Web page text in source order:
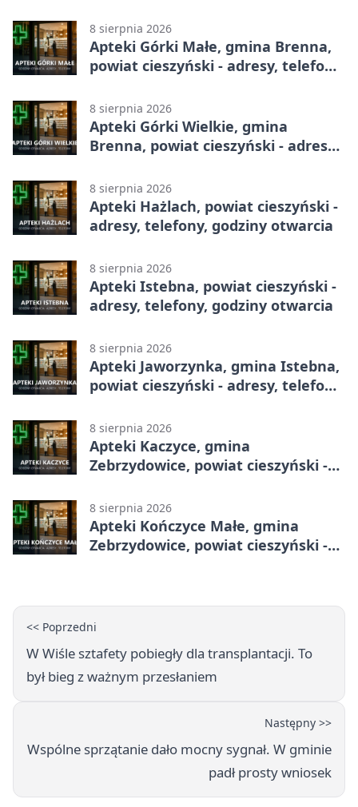
8 sierpnia 2026
Apteki Górki Małe, gmina Brenna,
powiat cieszyński - adresy, telefony,
8 sierpnia 2026
Apteki Górki Wielkie, gmina
Brenna, powiat cieszyński - adresy,
8 sierpnia 2026
Apteki Hażlach, powiat cieszyński -
adresy, telefony, godziny otwarcia
8 sierpnia 2026
Apteki Istebna, powiat cieszyński -
adresy, telefony, godziny otwarcia
8 sierpnia 2026
Apteki Jaworzynka, gmina Istebna,
powiat cieszyński - adresy, telefony,
8 sierpnia 2026
Apteki Kaczyce, gmina
Zebrzydowice, powiat cieszyński -
8 sierpnia 2026
Apteki Kończyce Małe, gmina
Zebrzydowice, powiat cieszyński -
<< Poprzedni
W Wiśle sztafety pobiegły dla transplantacji. To
był bieg z ważnym przesłaniem
Następny >>
Wspólne sprzątanie dało mocny sygnał. W gminie
padł prosty wniosek